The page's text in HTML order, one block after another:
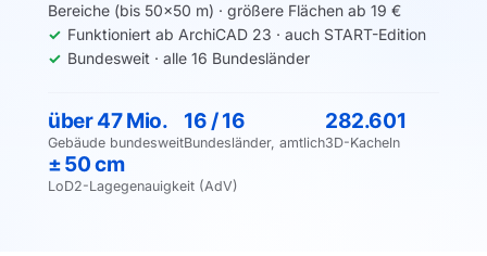
Bereiche (bis 50×50 m) · größere Flächen ab 19 €
Funktioniert ab ArchiCAD 23 · auch START-Edition
Bundesweit · alle 16 Bundesländer
über 47 Mio.
Gebäude bundesweit
16 / 16
Bundesländer, amtlich
282.601
3D-Kacheln
± 50 cm
LoD2-Lagegenauigkeit (AdV)